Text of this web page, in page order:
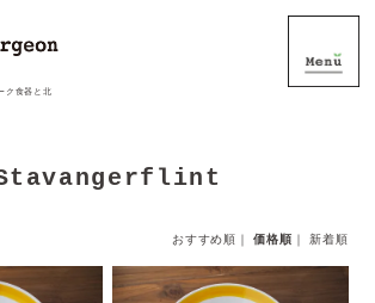
ク食器と北
おすすめ順 ｜価格順 ｜新着順